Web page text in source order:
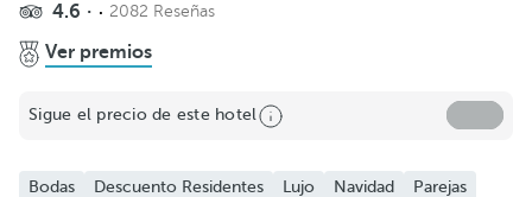
Compartir
4.6 2082 Reseñas
Ver premios
Sigue el precio de este hotel
Bodas Descuento Residentes Lujo Navidad
Parejas